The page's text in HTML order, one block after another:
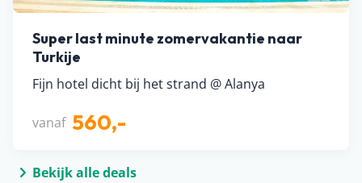
Super last minute zomervakantie naar
Turkije
Fijn hotel dicht bij het strand @ Alanya
vanaf 560,-
Bekijk alle deals